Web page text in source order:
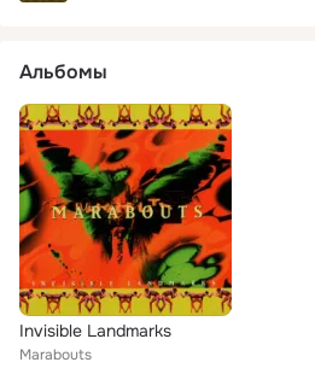
Альбомы
Invisible Landmarks
Marabouts